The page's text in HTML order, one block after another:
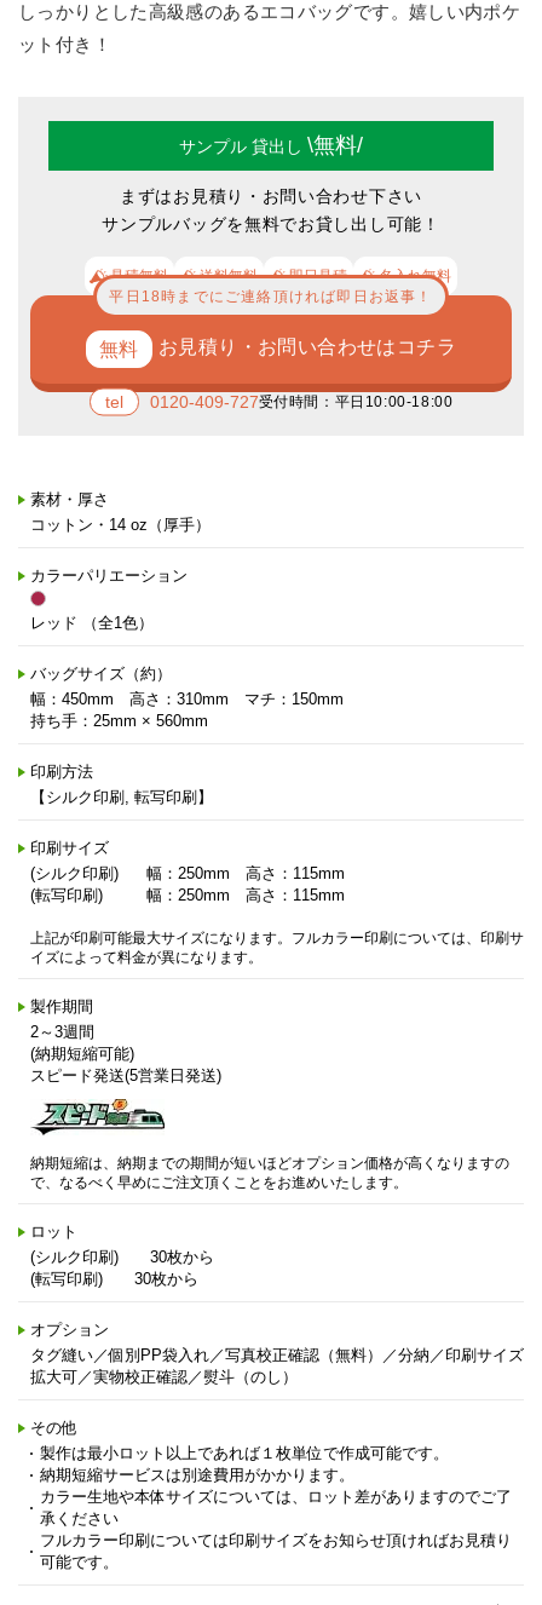
しっかりとした高級感のあるエコバッグです。嬉しい内ポケ
ット付き！
サンプル 貸出し \無料/
まずはお見積り・お問い合わせ下さい
サンプルバッグを無料でお貸し出し可能！
見積無料 送料無料 即日見積 名入れ無料
お見積り・お問い合わせはコチラ
平日18時までにご連絡頂ければ即日お返事！
0120-409-727受付時間：平日10:00-18:00
素材・厚さ
コットン・14 oz（厚手）
カラーパリエーション
レッド （全1色）
バッグサイズ（約）
幅：450mm 高さ：310mm マチ：150mm
持ち手：25mm × 560mm
印刷方法
【シルク印刷, 転写印刷】
印刷サイズ
(シルク印刷)
幅：250mm 高さ：115mm
(転写印刷)
幅：250mm 高さ：115mm
上記が印刷可能最大サイズになります。フルカラー印刷については、印刷サ
イズによって料金が異になります。
製作期間
2～3週間
(納期短縮可能)
スピード発送(5営業日発送)
納期短縮は、納期までの期間が短いほどオプション価格が高くなりますの
で、なるべく早めにご注文頂くことをお進めいたします。
ロット
(シルク印刷) 30枚から
(転写印刷) 30枚から
オプション
タグ縫い／個別PP袋入れ／写真校正確認（無料）／分納／印刷サイズ
拡大可／実物校正確認／熨斗（のし）
その他
製作は最小ロット以上であれば１枚単位で作成可能です。
納期短縮サービスは別途費用がかかります。
カラー生地や本体サイズについては、ロット差がありますのでご了
承ください
フルカラー印刷については印刷サイズをお知らせ頂ければお見積り
可能です。